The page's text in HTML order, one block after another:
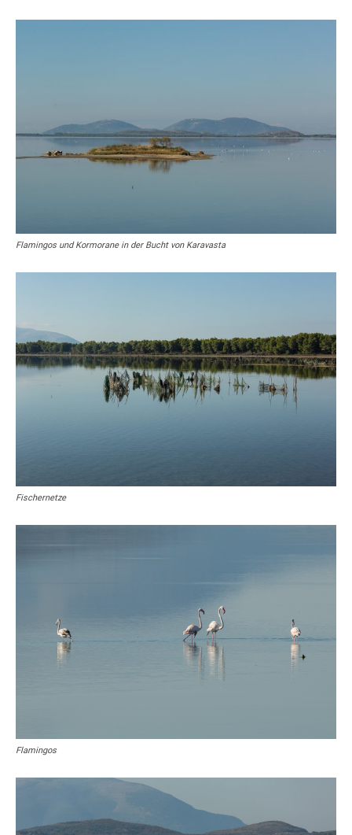
Flamingos und Kormorane in der Bucht von Karavasta
Fischernetze
Flamingos